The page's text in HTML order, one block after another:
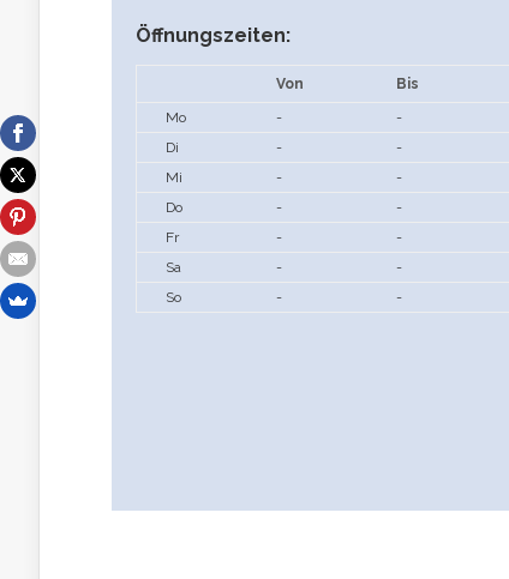
Öffnungszeiten:
Von Bis
Mo
- -
Di
- -
Mi
- -
Do
- -
Fr
- -
Sa
- -
So
- -